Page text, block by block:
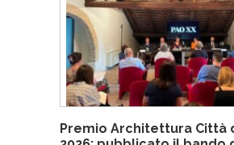
Premio Architettura Città